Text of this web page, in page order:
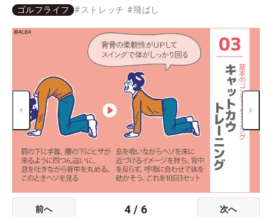
ゴルフライフ # ストレッチ #飛ばし
前へ 4 / 6 次へ